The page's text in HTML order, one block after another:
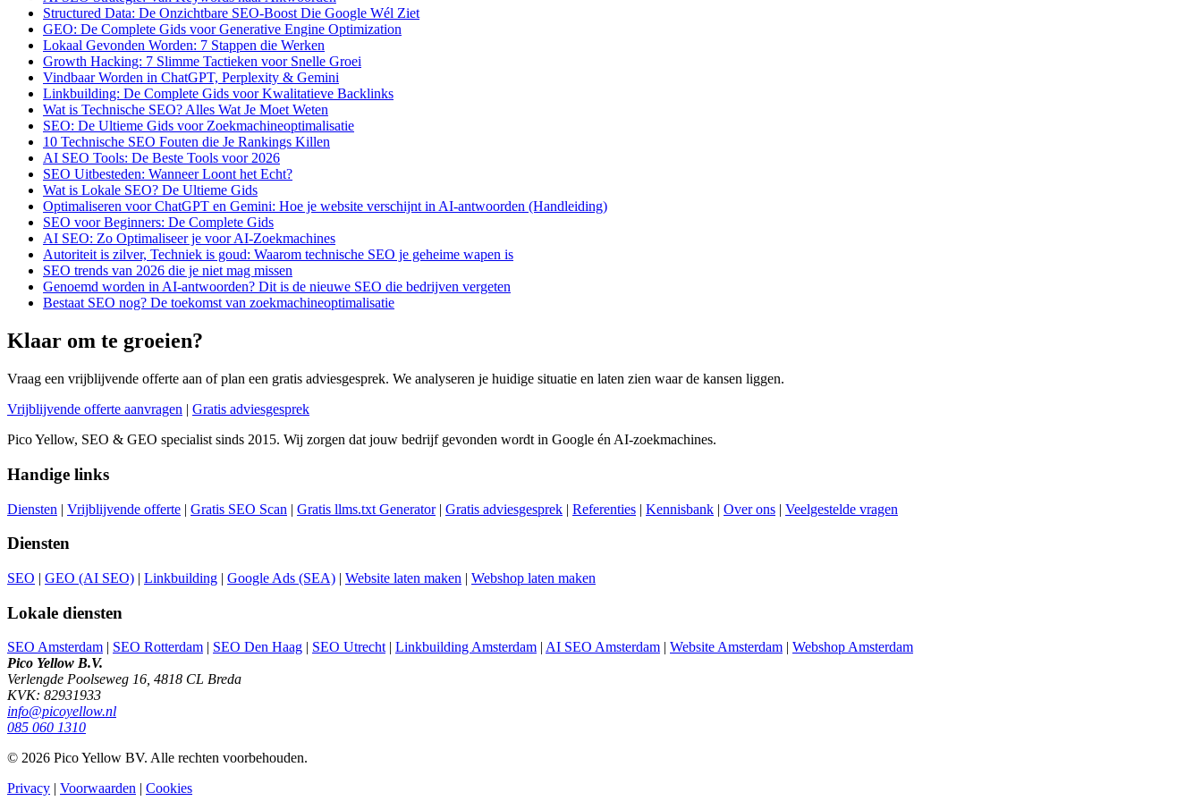
Structured Data: De Onzichtbare SEO-Boost Die Google Wél Ziet
GEO: De Complete Gids voor Generative Engine Optimization
Lokaal Gevonden Worden: 7 Stappen die Werken
Growth Hacking: 7 Slimme Tactieken voor Snelle Groei
Vindbaar Worden in ChatGPT, Perplexity & Gemini
Linkbuilding: De Complete Gids voor Kwalitatieve Backlinks
Wat is Technische SEO? Alles Wat Je Moet Weten
SEO: De Ultieme Gids voor Zoekmachineoptimalisatie
10 Technische SEO Fouten die Je Rankings Killen
AI SEO Tools: De Beste Tools voor 2026
SEO Uitbesteden: Wanneer Loont het Echt?
Wat is Lokale SEO? De Ultieme Gids
Optimaliseren voor ChatGPT en Gemini: Hoe je website verschijnt in AI-antwoorden (Handleiding)
SEO voor Beginners: De Complete Gids
AI SEO: Zo Optimaliseer je voor AI-Zoekmachines
Autoriteit is zilver, Techniek is goud: Waarom technische SEO je geheime wapen is
SEO trends van 2026 die je niet mag missen
Genoemd worden in AI-antwoorden? Dit is de nieuwe SEO die bedrijven vergeten
Bestaat SEO nog? De toekomst van zoekmachineoptimalisatie
Klaar om te groeien?
Vraag een vrijblijvende offerte aan of plan een gratis adviesgesprek. We analyseren je huidige situatie en laten zien waar de kansen liggen.
Vrijblijvende offerte aanvragen | Gratis adviesgesprek
Pico Yellow, SEO & GEO specialist sinds 2015. Wij zorgen dat jouw bedrijf gevonden wordt in Google én AI-zoekmachines.
Handige links
Diensten | Vrijblijvende offerte | Gratis SEO Scan | Gratis llms.txt Generator| Gratis adviesgesprek | Referenties | Kennisbank | Over ons | Veelgestelde vragen
Diensten
SEO | GEO (AI SEO) | Linkbuilding | Google Ads (SEA) | Website laten maken | Webshop laten maken
Lokale diensten
SEO Amsterdam | SEO Rotterdam | SEO Den Haag | SEO Utrecht| Linkbuilding Amsterdam | AI SEO Amsterdam | Website Amsterdam | Webshop Amsterdam
Pico Yellow B.V.
Verlengde Poolseweg 16, 4818 CL Breda
KVK: 82931933
info@picoyellow.nl
085 060 1310
© 2026 Pico Yellow BV. Alle rechten voorbehouden.
Privacy | Voorwaarden | Cookies